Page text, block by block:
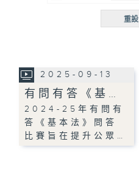
R5重設
2025-09-13
有問有答《基…
2024-25年有問有
答《基本法》問答
比賽旨在提升公眾…